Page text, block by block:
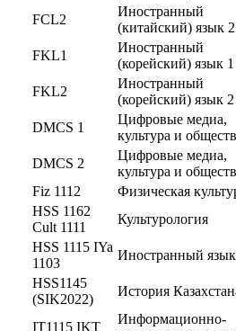
FCL2
Иностранный
(китайский) язык 2
FKL1
Иностранный
(корейский) язык 1
FKL2
Иностранный
(корейский) язык 2
DMCS 1
Цифровые медиа,
культура и
DMCS 2
Цифровые медиа,
культура и
Fiz 1112
Физическая
HSS 1162
Cult 1111
Культурология
HSS 1115 IYa
1103
Иностранный
HSS1145
(SIK2022)
История
IT1115 IKT
Информационно-